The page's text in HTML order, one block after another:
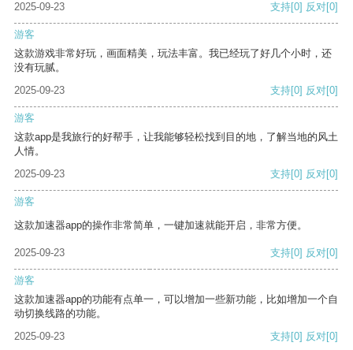
2025-09-23 支持[0] 反对[0]
游客
这款游戏非常好玩，画面精美，玩法丰富。我已经玩了好几个小时，还
没有玩腻。
2025-09-23
支持[0] 反对[0]
游客
这款app是我旅行的好帮手，让我能够轻松找到目的地，了解当地的风土
人情。
2025-09-23
支持[0] 反对[0]
游客
这款加速器app的操作非常简单，一键加速就能开启，非常方便。
2025-09-23 支持[0] 反对[0]
游客
这款加速器app的功能有点单一，可以增加一些新功能，比如增加一个自
动切换线路的功能。
2025-09-23
支持[0] 反对[0]